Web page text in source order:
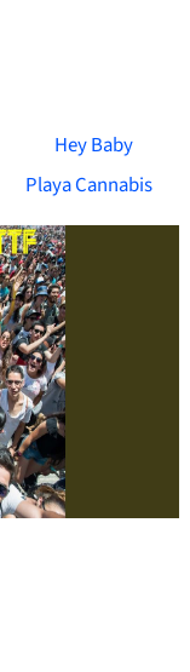
Hey Baby
Playa Cannabis